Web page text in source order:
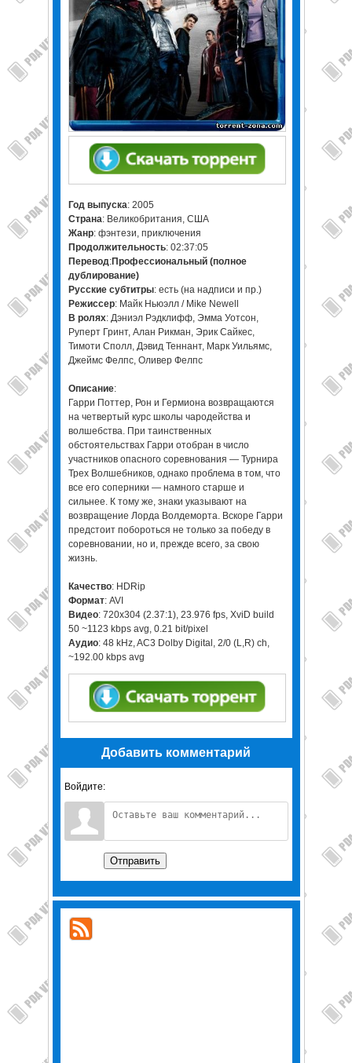
Год выпуска: 2005
Страна: Великобритания, США
Жанр: фэнтези, приключения
Продолжительность: 02:37:05
Перевод:Профессиональный (полное
дублирование)
Русские субтитры: есть (на надписи и пр.)
Режиссер: Майк Ньюэлл / Mike Newell
В ролях: Дэниэл Рэдклифф, Эмма Уотсон,
Руперт Гринт, Алан Рикман, Эрик Сайкес,
Тимоти Сполл, Дэвид Теннант, Марк Уильямс,
Джеймс Фелпс, Оливер Фелпс
Описание:
Гарри Поттер, Рон и Гермиона возвращаются
на четвертый курс школы чародейства и
волшебства. При таинственных
обстоятельствах Гарри отобран в число
участников опасного соревнования — Турнира
Трех Волшебников, однако проблема в том, что
все его соперники — намного старше и
сильнее. К тому же, знаки указывают на
возвращение Лорда Волдеморта. Вскоре Гарри
предстоит побороться не только за победу в
соревновании, но и, прежде всего, за свою
жизнь.
Качество: HDRip
Формат: AVI
Видео: 720x304 (2.37:1), 23.976 fps, XviD build
50 ~1123 kbps avg, 0.21 bit/pixel
Аудио: 48 kHz, AC3 Dolby Digital, 2/0 (L,R) ch,
~192.00 kbps avg
Добавить комментарий
Войдите:
Отправить